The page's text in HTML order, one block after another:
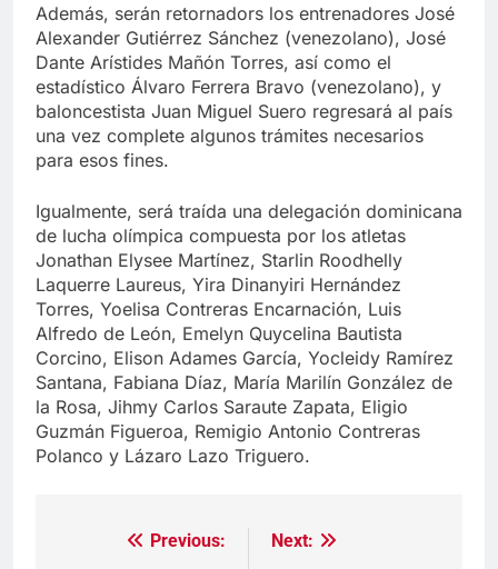
Además, serán retornadors los entrenadores José
Alexander Gutiérrez Sánchez (venezolano), José
Dante Arístides Mañón Torres, así como el
estadístico Álvaro Ferrera Bravo (venezolano), y
baloncestista Juan Miguel Suero regresará al país
una vez complete algunos trámites necesarios
para esos fines.
Igualmente, será traída una delegación dominicana
de lucha olímpica compuesta por los atletas
Jonathan Elysee Martínez, Starlin Roodhelly
Laquerre Laureus, Yira Dinanyiri Hernández
Torres, Yoelisa Contreras Encarnación, Luis
Alfredo de León, Emelyn Quycelina Bautista
Corcino, Elison Adames García, Yocleidy Ramírez
Santana, Fabiana Díaz, María Marilín González de
la Rosa, Jihmy Carlos Saraute Zapata, Eligio
Guzmán Figueroa, Remigio Antonio Contreras
Polanco y Lázaro Lazo Triguero.
Navegación
Previous:
Next: